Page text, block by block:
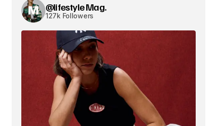
@lifestyle Mag.
127k Followers